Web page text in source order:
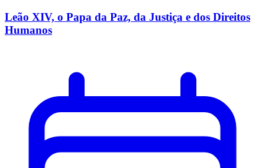
Leão XIV, o Papa da Paz, da Justiça e dos Direitos
Humanos